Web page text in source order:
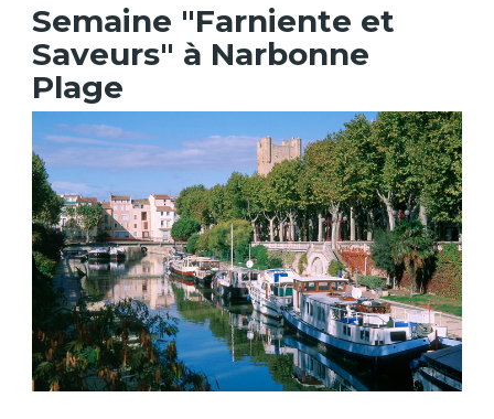
Semaine "Farniente et
Saveurs" à Narbonne
Plage